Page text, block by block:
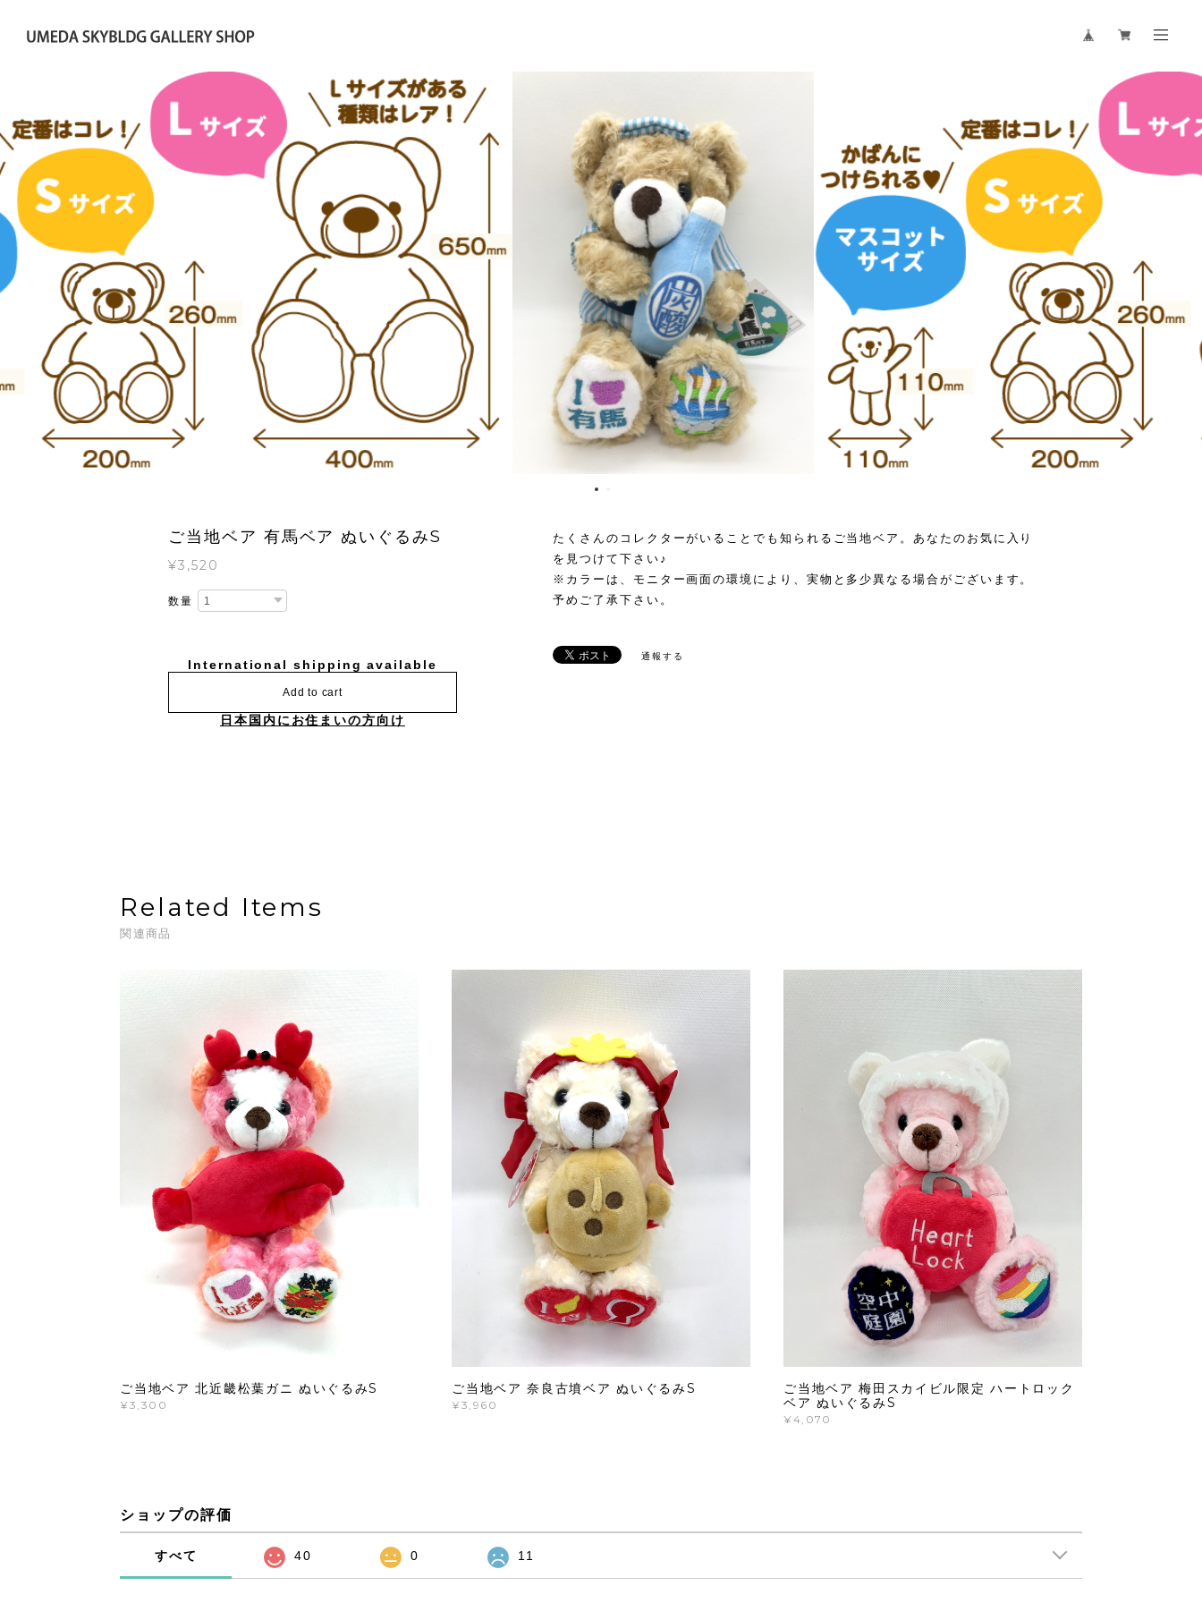
ご当地ベア 有馬ベア ぬいぐるみS
¥3,520
数量
International shipping available
Add to cart
日本国内にお住まいの方向け
たくさんのコレクターがいることでも知られるご当地ベア。あなたのお気に入り
を見つけて下さい♪
※カラーは、モニター画面の環境により、実物と多少異なる場合がございます。
予めご了承下さい。
通報する
Related Items
関連商品
ご当地ベア 北近畿松葉ガニ ぬいぐるみS
¥3,300
ご当地ベア 奈良古墳ベア ぬいぐるみS
¥3,960
ご当地ベア 梅田スカイビル限定 ハートロック
ベア ぬいぐるみS
¥4,070
ショップの評価
すべて 40 0 11